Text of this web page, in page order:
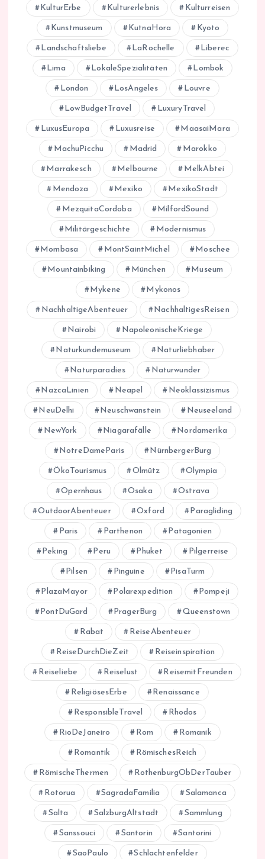
KulturErbe Kulturerlebnis Kulturreisen
Kunstmuseum KutnaHora Kyoto
Landschaftsliebe LaRochelle Liberec
Lima LokaleSpezialitäten Lombok
London LosAngeles Louvre
LowBudgetTravel LuxuryTravel
LuxusEuropa Luxusreise MaasaiMara
MachuPicchu Madrid Marokko
Marrakesch Melbourne MelkAbtei
Mendoza Mexiko MexikoStadt
MezquitaCordoba MilfordSound
Militärgeschichte Modernismus
Mombasa MontSaintMichel Moschee
Mountainbiking München Museum
Mykene Mykonos
NachhaltigeAbenteuer NachhaltigesReisen
Nairobi NapoleonischeKriege
Naturkundemuseum Naturliebhaber
Naturparadies Naturwunder
NazcaLinien Neapel Neoklassizismus
NeuDelhi Neuschwanstein Neuseeland
NewYork Niagarafälle Nordamerika
NotreDameParis NürnbergerBurg
ÖkoTourismus Olmütz Olympia
Opernhaus Osaka Ostrava
OutdoorAbenteuer Oxford Paragliding
Paris Parthenon Patagonien
Peking Peru Phuket Pilgerreise
Pilsen Pinguine PisaTurm
PlazaMayor Polarexpedition Pompeji
PontDuGard PragerBurg Queenstown
Rabat ReiseAbenteuer
ReiseDurchDieZeit Reiseinspiration
Reiseliebe Reiselust ReisemitFreunden
ReligiösesErbe Renaissance
ResponsibleTravel Rhodos
RioDeJaneiro Rom Romanik
Romantik RömischesReich
RömischeThermen RothenburgObDerTauber
Rotorua SagradaFamilia Salamanca
Salta SalzburgAltstadt Sammlung
Sanssouci Santorin Santorini
SaoPaulo Schlachtenfelder